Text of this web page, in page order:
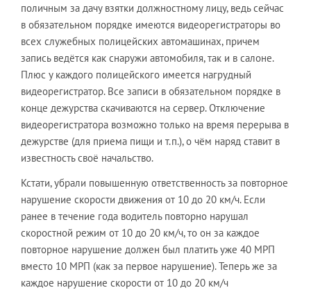
поличным за дачу взятки должностному лицу, ведь сейчас
в обязательном порядке имеются видеорегистраторы во
всех служебных полицейских автомашинах, причем
запись ведётся как снаружи автомобиля, так и в салоне.
Плюс у каждого полицейского имеется нагрудный
видеорегистратор. Все записи в обязательном порядке в
конце дежурства скачиваются на сервер. Отключение
видеорегистратора возможно только на время перерыва в
дежурстве (для приема пищи и т.п.), о чём наряд ставит в
известность своё начальство.
Кстати, убрали повышенную ответственность за повторное
нарушение скорости движения от 10 до 20 км/ч. Если
ранее в течение года водитель повторно нарушал
скоростной режим от 10 до 20 км/ч, то он за каждое
повторное нарушение должен был платить уже 40 МРП
вместо 10 МРП (как за первое нарушение). Теперь же за
каждое нарушение скорости от 10 до 20 км/ч